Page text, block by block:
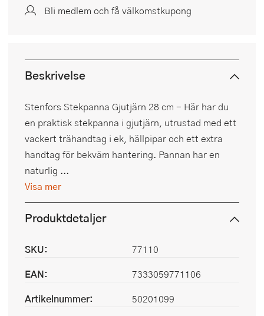
Bli medlem och få välkomstkupong
Beskrivelse
Stenfors Stekpanna Gjutjärn 28 cm - Här har du
en praktisk stekpanna i gjutjärn, utrustad med ett
vackert trähandtag i ek, hällpipar och ett extra
handtag för bekväm hantering. Pannan har en
naturlig ...
Visa mer
Produktdetaljer
SKU:
77110
EAN:
7333059771106
Artikelnummer:
50201099